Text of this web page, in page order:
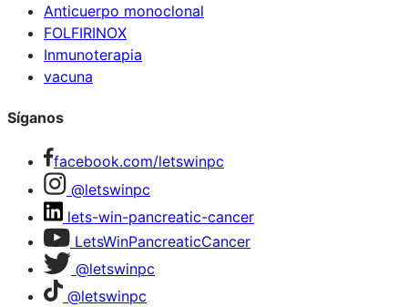
Anticuerpo monoclonal
FOLFIRINOX
Inmunoterapia
vacuna
Síganos
facebook.com/letswinpc
@letswinpc
lets-win-pancreatic-cancer
LetsWinPancreaticCancer
@letswinpc
@letswinpc